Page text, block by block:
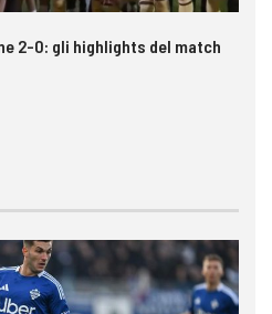
2-0: gli highlights del match